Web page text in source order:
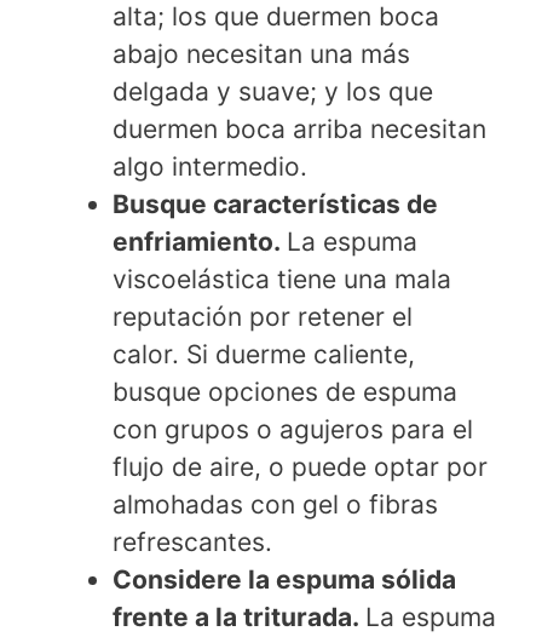
alta; los que duermen boca
abajo necesitan una más
delgada y suave; y los que
duermen boca arriba necesitan
algo intermedio.
Busque características de
enfriamiento. La espuma
viscoelástica tiene una mala
reputación por retener el
calor. Si duerme caliente,
busque opciones de espuma
con grupos o agujeros para el
flujo de aire, o puede optar por
almohadas con gel o fibras
refrescantes.
Considere la espuma sólida
frente a la triturada. La espuma